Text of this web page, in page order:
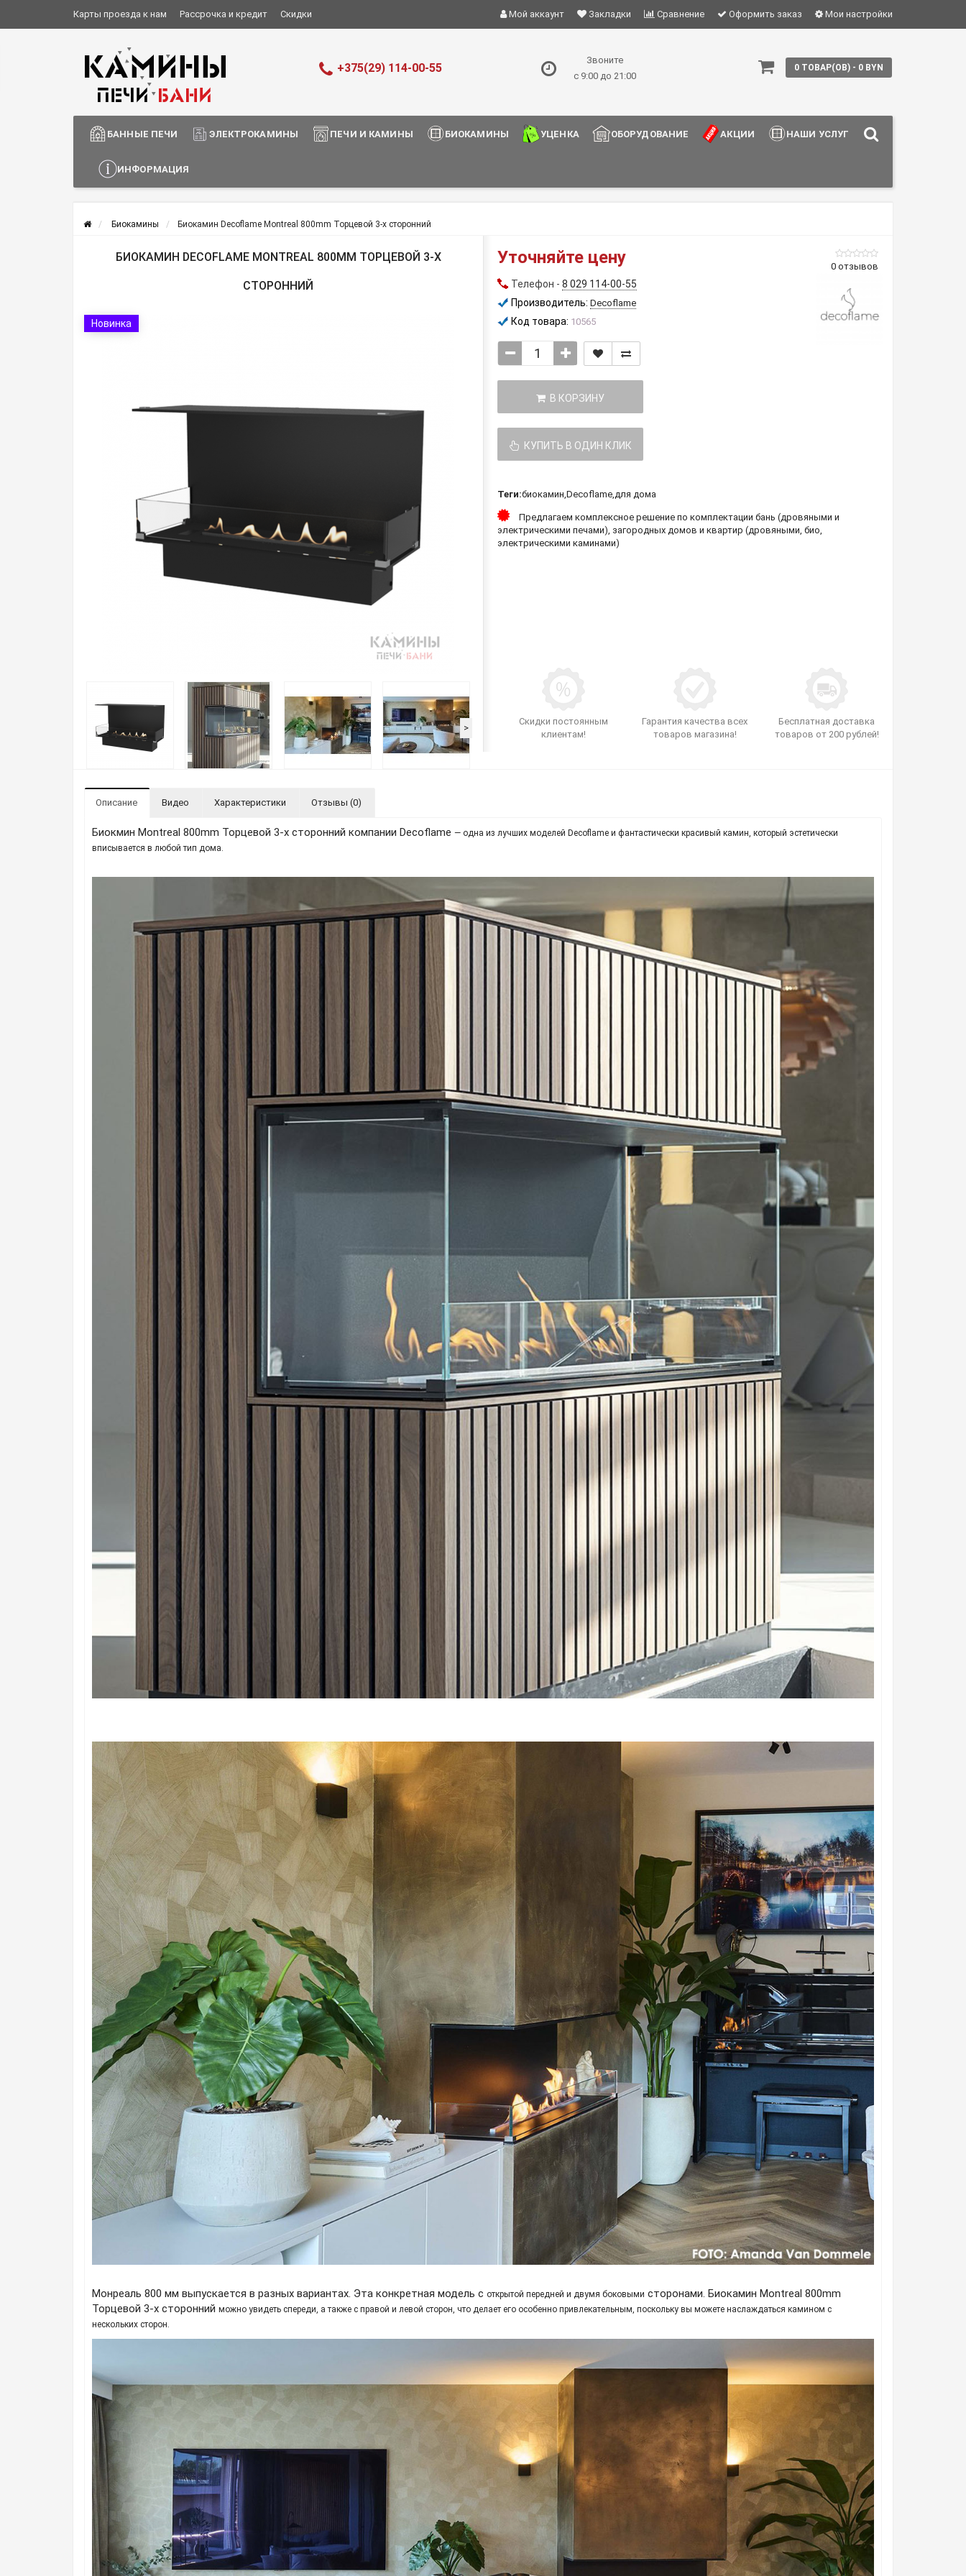
Карты проезда к нам Рассрочка и кредит Скидки
Информация о доставке
Мой аккаунт Закладки Сравнение Оформить заказ Мои настройки
+375(29) 114-00-55
Звоните
с 9:00 до 21:00
0 ТОВАР(ОВ) - 0 BYN
БАННЫЕ ПЕЧИ ЭЛЕКТРОКАМИНЫ ПЕЧИ И КАМИНЫ БИОКАМИНЫ УЦЕНКА ОБОРУДОВАНИЕ АКЦИИ НАШИ УСЛУГИ
ИНФОРМАЦИЯ
Биокамины Биокамин Decoflame Montreal 800mm Торцевой 3-х сторонний
БИОКАМИН DECOFLAME MONTREAL 800MM ТОРЦЕВОЙ 3-Х
СТОРОННИЙ
Новинка
>
0 отзывов
Уточняйте цену
Телефон - 8 029 114-00-55
Производитель: Decoflame
Код товара: 10565
В КОРЗИНУ
КУПИТЬ В ОДИН КЛИК
Теги:биокамин,Decoflame,для дома
Скидки постоянным
клиентам!
Гарантия качества всех
товаров магазина!
Бесплатная доставка
товаров от 200 рублей!
Предлагаем комплексное решение по комплектации бань (дровяными и
электрическими печами), загородных домов и квартир (дровяными, био,
электрическими каминами)
Описание Видео Характеристики Отзывы (0)
Биокмин Montreal 800mm Торцевой 3-х сторонний компании Decoflame — одна из лучших моделей Decoflame и фантастически красивый камин, который эстетически
вписывается в любой тип дома.
Монреаль 800 мм выпускается в разных вариантах. Эта конкретная модель с открытой передней и двумя боковыми сторонами. Биокамин Montreal 800mm
Торцевой 3-х сторонний можно увидеть спереди, а также с правой и левой сторон, что делает его особенно привлекательным, поскольку вы можете наслаждаться камином с
нескольких сторон.